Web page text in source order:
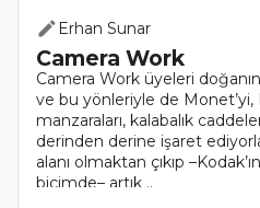
Erhan Sunar
Camera Work
Camera Work üyeleri
ve bu yönleriyle de Monet’yi,
manzaraları, kalabalık
derinden derine işaret
alanı olmaktan çıkıp
biçimde– artık ..